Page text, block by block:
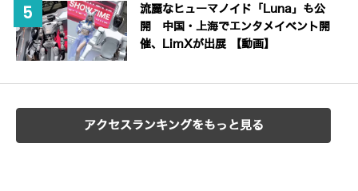
流麗なヒューマノイド「Luna」も公
開 中国・上海でエンタメイベント開
催、LimXが出展 【動画】
アクセスランキングをもっと見る